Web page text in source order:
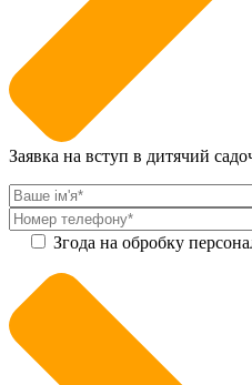
Заявка на вступ в дитячий
Згода на обробку